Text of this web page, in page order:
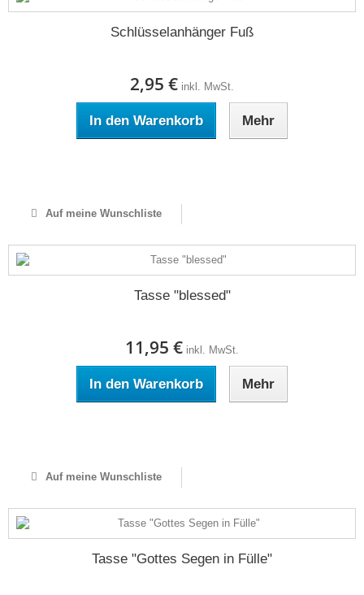
Schlüsselanhänger Fuß
2,95 € inkl. MwSt.
In den Warenkorb Mehr
Auf meine Wunschliste
Tasse "blessed"
11,95 € inkl. MwSt.
In den Warenkorb Mehr
Auf meine Wunschliste
Tasse "Gottes Segen in Fülle"